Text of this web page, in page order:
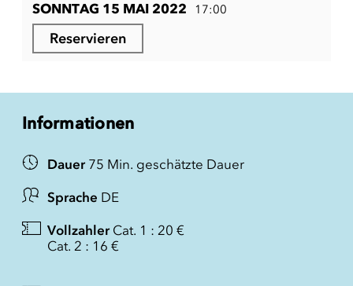
SONNTAG 15 MAI 2022 17:00
Reservieren
Informationen
Dauer 75 Min. geschätzte Dauer
Sprache DE
Vollzahler Cat. 1 : 20 €
Cat. 2 : 16 €